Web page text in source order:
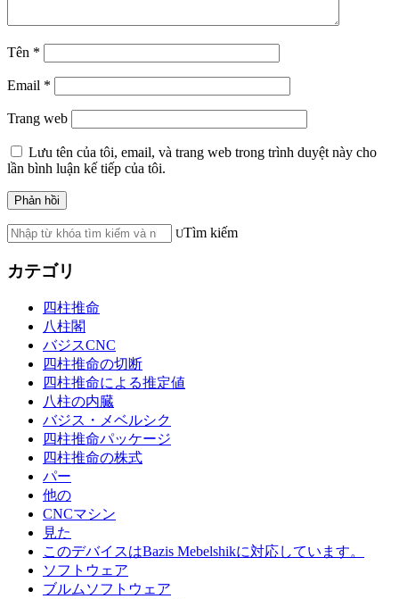
Tên *
Email *
Trang web
Lưu tên của tôi, email, và trang web trong trình duyệt này cho
lần bình luận kế tiếp của tôi.
Tìm kiếm
カテゴリ
四柱推命
八柱閣
バジスCNC
四柱推命の切断
四柱推命による推定値
八柱の内臓
バジス・メベルシク
四柱推命パッケージ
四柱推命の株式
パー
他の
CNCマシン
見た
このデバイスはBazis Mebelshikに対応しています。
ソフトウェア
ブルムソフトウェア